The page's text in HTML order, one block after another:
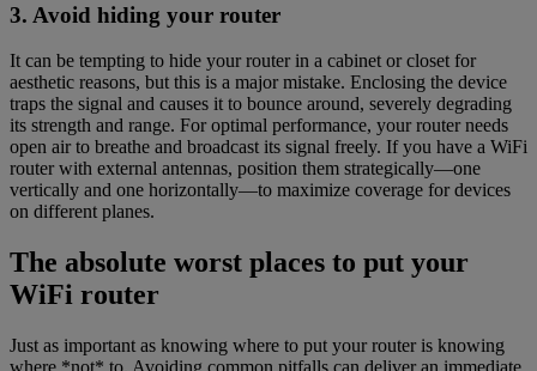
3. Avoid hiding your router
It can be tempting to hide your router in a cabinet or closet for
aesthetic reasons, but this is a major mistake. Enclosing the device
traps the signal and causes it to bounce around, severely degrading
its strength and range. For optimal performance, your router needs
open air to breathe and broadcast its signal freely. If you have a WiFi
router with external antennas, position them strategically—one
vertically and one horizontally—to maximize coverage for devices
on different planes.
The absolute worst places to put your
WiFi router
Just as important as knowing where to put your router is knowing